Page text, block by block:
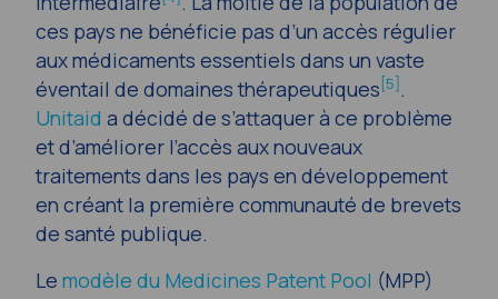
ces pays ne bénéficie pas d’un accès régulier
aux médicaments essentiels dans un vaste
éventail de domaines thérapeutiques[5] .
Unitaid a décidé de s’attaquer à ce problème
et d’améliorer l’accès aux nouveaux
traitements dans les pays en développement
en créant la première communauté de brevets
de santé publique.
Le modèle du Medicines Patent Pool (MPP)